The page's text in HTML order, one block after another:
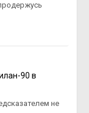
90 в
не